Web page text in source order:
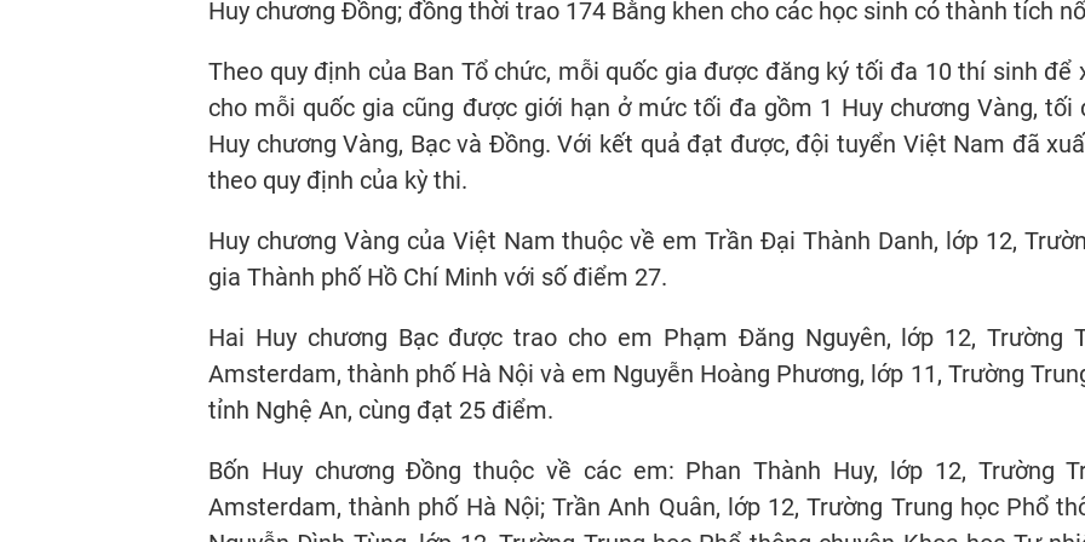
Huy chương Đồng; đồng thời trao 174 Bằng khen cho các học sinh có thành tích
Theo quy định của Ban Tổ chức, mỗi quốc gia được đăng ký tối đa 10 thí sinh
cho mỗi quốc gia cũng được giới hạn ở mức tối đa gồm 1 Huy chương Vàng, tối
Huy chương Vàng, Bạc và Đồng. Với kết quả đạt được, đội tuyển Việt Nam đã
theo quy định của kỳ thi.
Huy chương Vàng của Việt Nam thuộc về em Trần Đại Thành Danh, lớp 12,
gia Thành phố Hồ Chí Minh với số điểm 27.
Hai Huy chương Bạc được trao cho em Phạm Đăng Nguyên, lớp 12, Trường
Amsterdam, thành phố Hà Nội và em Nguyễn Hoàng Phương, lớp 11, Trường
tỉnh Nghệ An, cùng đạt 25 điểm.
Bốn Huy chương Đồng thuộc về các em: Phan Thành Huy, lớp 12, Trường
Amsterdam, thành phố Hà Nội; Trần Anh Quân, lớp 12, Trường Trung học Phổ